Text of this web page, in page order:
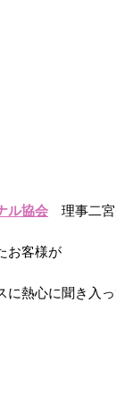
ル協会 理事二宮
お客様が
熱心に聞き入っ